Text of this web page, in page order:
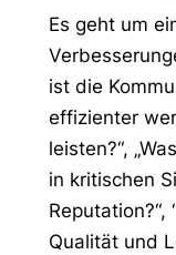
Es geht um
ist die
effizienter
leisten?“,
in kritischen
Reputation?“,
Qualität und